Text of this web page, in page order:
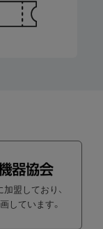
盟しており、
しています。